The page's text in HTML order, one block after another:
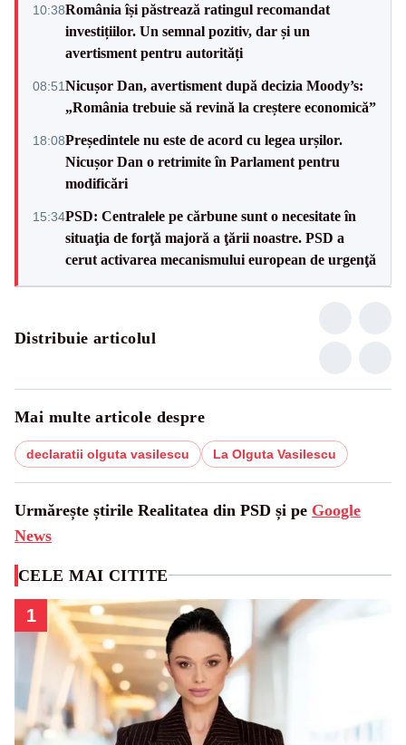
10:38România își păstrează ratingul recomandat
investițiilor. Un semnal pozitiv, dar și un
avertisment pentru autorități
08:51Nicușor Dan, avertisment după decizia Moody’s:
„România trebuie să revină la creștere economică”
18:08Președintele nu este de acord cu legea urșilor.
Nicușor Dan o retrimite în Parlament pentru
modificări
15:34PSD: Centralele pe cărbune sunt o necesitate în
situaţia de forţă majoră a ţării noastre. PSD a
cerut activarea mecanismului european de urgenţă
Distribuie articolul
Mai multe articole despre
declaratii olguta vasilescu La Olguta Vasilescu
Urmărește știrile Realitatea din PSD și pe Google
News
CELE MAI CITITE
1